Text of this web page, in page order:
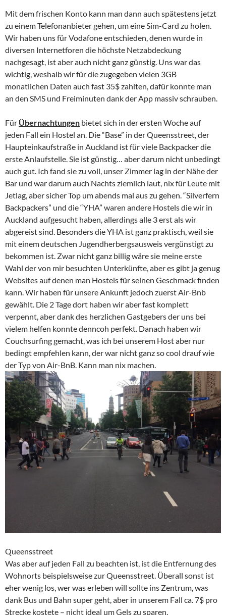
Mit dem frischen Konto kann man dann auch spätestens jetzt
zu einem Telefonanbieter gehen, um eine Sim-Card zu holen.
Wir haben uns für Vodafone entschieden, denen wurde in
diversen Internetforen die höchste Netzabdeckung
nachgesagt, ist aber auch nicht ganz günstig. Uns war das
wichtig, weshalb wir für die zugegeben vielen 3GB
monatlichen Daten auch fast 35$ zahlten, dafür konnte man
an den SMS und Freiminuten dank der App massiv schrauben.
Für Übernachtungen bietet sich in der ersten Woche auf
jeden Fall ein Hostel an. Die “Base” in der Queensstreet, der
Haupteinkaufstraße in Auckland ist für viele Backpacker die
erste Anlaufstelle. Sie ist günstig… aber darum nicht unbedingt
auch gut. Ich fand sie zu voll, unser Zimmer lag in der Nähe der
Bar und war darum auch Nachts ziemlich laut, nix für Leute mit
Jetlag, aber sicher Top um abends mal aus zu gehen. “Silverfern
Backpackers” und die “YHA” waren andere Hostels die wir in
Auckland aufgesucht haben, allerdings alle 3 erst als wir
abgereist sind. Besonders die YHA ist ganz praktisch, weil sie
mit einem deutschen Jugendherbergsausweis vergünstigt zu
bekommen ist. Zwar nicht ganz billig wäre sie meine erste
Wahl der von mir besuchten Unterkünfte, aber es gibt ja genug
Websites auf denen man Hostels für seinen Geschmack finden
kann. Wir haben für unsere Ankunft jedoch zuerst Air-Bnb
gewählt. Die 2 Tage dort haben wir aber fast komplett
verpennt, aber dank des herzlichen Gastgebers der uns bei
vielem helfen konnte denncoh perfekt. Danach haben wir
Couchsurfing gemacht, was ich bei unserem Host aber nur
bedingt empfehlen kann, der war nicht ganz so cool drauf wie
der Typ von Air-BnB. Kann man nix machen.
Queensstreet
Was aber auf jeden Fall zu beachten ist, ist die Entfernung des
Wohnorts beispielsweise zur Queensstreet. Überall sonst ist
eher wenig los, wer was erleben will sollte ins Zentrum, was
dank Bus und Bahn super geht, aber in unserem Fall ca. 7$ pro
Strecke kostete – nicht ideal um Gels zu sparen.